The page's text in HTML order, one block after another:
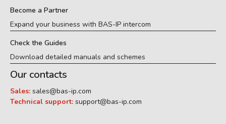
Become a Partner
Expand your business with BAS-IP intercom
Check the Guides
Download detailed manuals and schemes
Our contacts
Sales: sales@bas-ip.com
Technical support: support@bas-ip.com